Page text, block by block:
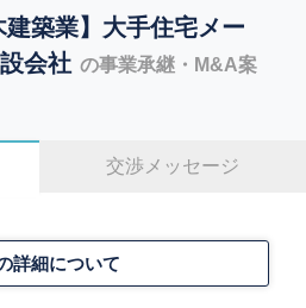
建築業】大手住宅メー
会社 の事業承継・M&A案
交渉メッセージ
詳細について